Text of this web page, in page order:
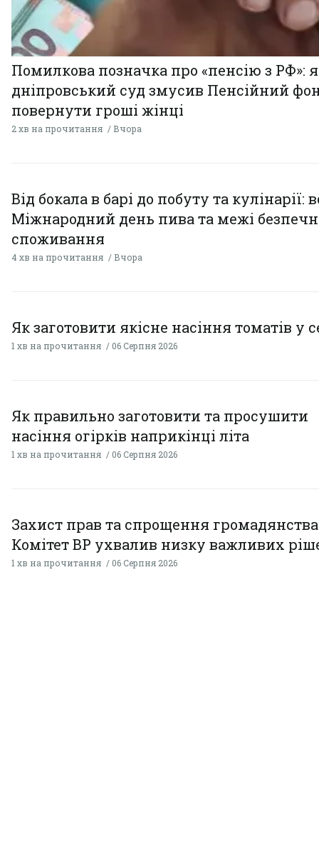
Помилкова позначка про «пенсію з РФ»:
дніпровський суд змусив Пенсійний
повернути гроші жінці
2 хв на прочитання Вчора
Від бокала в барі до побуту та кулінарії:
Міжнародний день пива та межі
споживання
4 хв на прочитання Вчора
Як заготовити якісне насіння томатів у
1 хв на прочитання 06 Серпня 2026
Як правильно заготовити та просушити
насіння огірків наприкінці літа
1 хв на прочитання 06 Серпня 2026
Захист прав та спрощення
Комітет ВР ухвалив низку важливих
1 хв на прочитання 06 Серпня 2026